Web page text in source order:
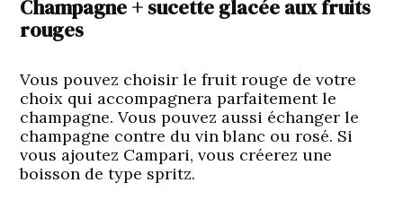
Champagne + sucette glacée aux fruits
rouges
Vous pouvez choisir le fruit rouge de votre
choix qui accompagnera parfaitement le
champagne. Vous pouvez aussi échanger le
champagne contre du vin blanc ou rosé. Si
vous ajoutez Campari, vous créerez une
boisson de type spritz.